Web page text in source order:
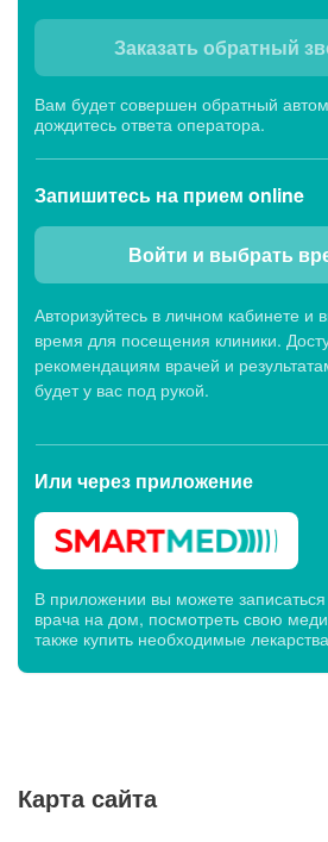
Заказать обратный
Вам будет совершен обратный
дождитесь ответа оператора.
Запишитесь на прием online
Войти и выбрать
Авторизуйтесь в личном кабинете и
время для посещения клиники.
рекомендациям врачей и
будет у вас под рукой.
Или через приложение
В приложении вы можете записаться
врача на дом, посмотреть свою
также купить необходимые
Карта сайта